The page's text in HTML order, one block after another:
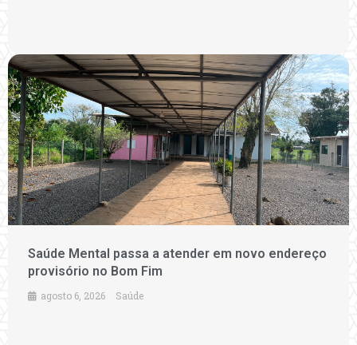
Saúde Mental passa a atender em novo endereço
provisório no Bom Fim
agosto 6, 2026 Saúde